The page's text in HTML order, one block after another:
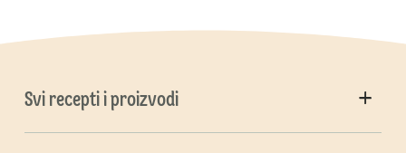
Svi recepti i proizvodi